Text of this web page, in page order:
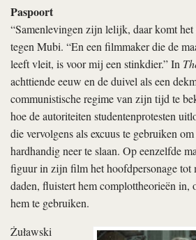
Paspoort
“Samenlevingen zijn lelijk, daar komt het
tegen Mubi. “En een filmmaker die de
leeft vleit, is voor mij een stinkdier.” In
achttiende eeuw en de duivel als een
communistische regime van zijn tijd te
hoe de autoriteiten studentenprotesten
die vervolgens als excuus te gebruiken
hardhandig neer te slaan. Op eenzelfde
figuur in zijn film het hoofdpersonage tot
daden, fluistert hem complottheorieën in,
hem te gebruiken.
Żuławski